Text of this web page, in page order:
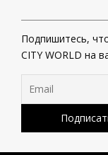
Подпишитесь,
CITY WORLD на